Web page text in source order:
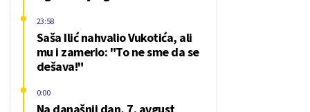
Saša Ilić nahvalio Vukotića, ali
mu i zamerio: "To ne sme da se
dešava!"
23:58
0:00